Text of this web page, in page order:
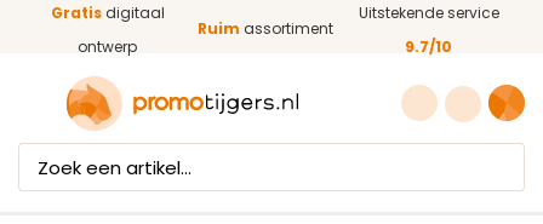
Ga naar de hoofdinhoud
Gratisdigitaal
ontwerp
Ruim assortiment
Uitstekende service
9.7/10